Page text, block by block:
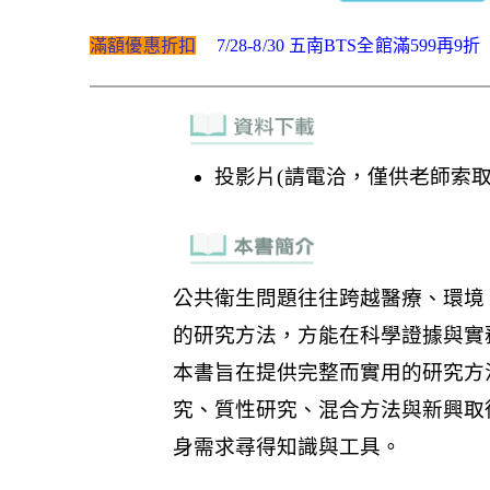
滿額優惠折扣 7/28-8/30 五南BTS全館滿599再9折
投影片(請電洽，僅供老師索